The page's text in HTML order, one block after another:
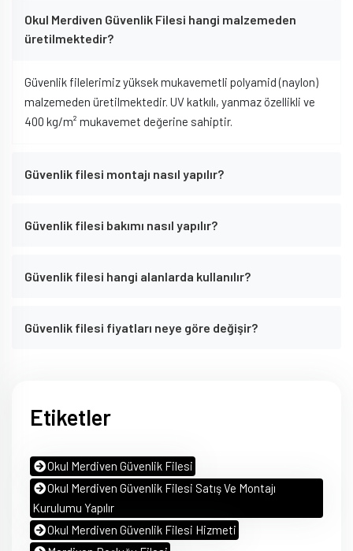
Okul Merdiven Güvenlik Filesi hangi malzemeden
üretilmektedir?
Güvenlik filelerimiz yüksek mukavemetli polyamid (naylon)
malzemeden üretilmektedir. UV katkılı, yanmaz özellikli ve
400 kg/m² mukavemet değerine sahiptir.
Güvenlik filesi montajı nasıl yapılır?
Güvenlik filesi bakımı nasıl yapılır?
Güvenlik filesi hangi alanlarda kullanılır?
Güvenlik filesi fiyatları neye göre değişir?
Etiketler
Okul Merdiven Güvenlik Filesi
Okul Merdiven Güvenlik Filesi Satış Ve Montajı
Kurulumu Yapılır
Okul Merdiven Güvenlik Filesi Hizmeti